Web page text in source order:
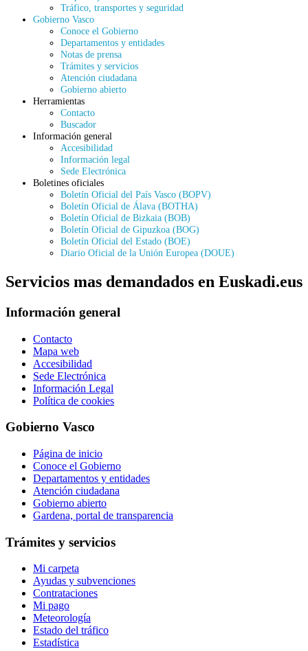
Tráfico, transportes y seguridad
Gobierno Vasco
Conoce el Gobierno
Departamentos y entidades
Notas de prensa
Trámites y servicios
Atención ciudadana
Gobierno abierto
Herramientas
Contacto
Buscador
Información general
Accesibilidad
Información legal
Sede Electrónica
Boletines oficiales
Boletín Oficial del País Vasco (BOPV)
Boletín Oficial de Álava (BOTHA)
Boletín Oficial de Bizkaia (BOB)
Boletín Oficial de Gipuzkoa (BOG)
Boletín Oficial del Estado (BOE)
Diario Oficial de la Unión Europea (DOUE)
Servicios mas demandados en Euskadi.eus
Información general
Contacto
Mapa web
Accesibilidad
Sede Electrónica
Información Legal
Política de cookies
Gobierno Vasco
Página de inicio
Conoce el Gobierno
Departamentos y entidades
Atención ciudadana
Gobierno abierto
Gardena, portal de transparencia
Trámites y servicios
Mi carpeta
Ayudas y subvenciones
Contrataciones
Mi pago
Meteorología
Estado del tráfico
Estadística